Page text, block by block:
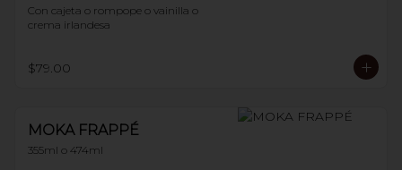
Con cajeta o rompope o vainilla o
crema irlandesa
$79.00
MOKA FRAPPÉ
355ml o 474ml